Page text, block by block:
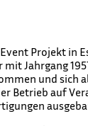
Projekt in
Jahrgang
und sich
Betrieb auf